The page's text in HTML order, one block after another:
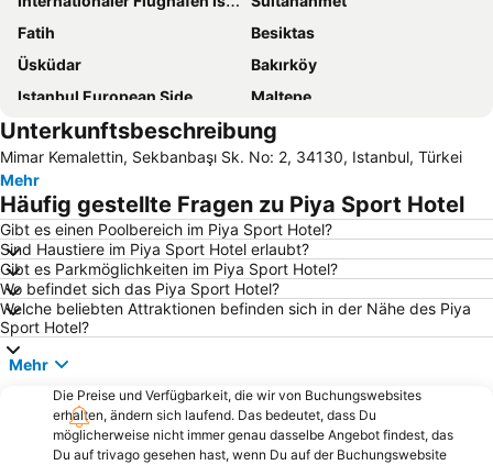
Fatih
Besiktas
Üsküdar
Bakırköy
Istanbul European Side
Maltepe
Großer Basar
Pendik
Nisantasi shopping district
Eminönü
Blaue Moschee Istanbul
Istanbul Airport
Galata
Sirkeci Tren Gari
Karakoy Limani
Hagia Sophia
Istanbul Anatolian Side
Bosporus
Taksim Metro Station
Bosporus-Brücke
Ortaköy
Umraniye
Bahnhof Istanbul Sirkeci
Zeytinburnu
Galataturm
Unterkunftsbeschreibung
Mimar Kemalettin, Sekbanbaşı Sk. No: 2, 34130, Istanbul, Türkei
Mehr
Häufig gestellte Fragen zu Piya Sport Hotel
Gibt es einen Poolbereich im Piya Sport Hotel?
Sind Haustiere im Piya Sport Hotel erlaubt?
Gibt es Parkmöglichkeiten im Piya Sport Hotel?
Wo befindet sich das Piya Sport Hotel?
Welche beliebten Attraktionen befinden sich in der Nähe des Piya
Sport Hotel?
Mehr
Die Preise und Verfügbarkeit, die wir von Buchungswebsites
erhalten, ändern sich laufend. Das bedeutet, dass Du
möglicherweise nicht immer genau dasselbe Angebot findest, das
Du auf trivago gesehen hast, wenn Du auf der Buchungswebsite